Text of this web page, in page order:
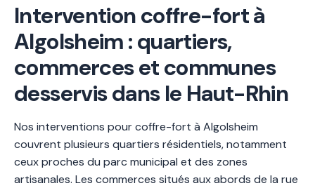
Intervention coffre-fort à
Algolsheim : quartiers,
commerces et communes
desservis dans le Haut-Rhin
Nos interventions pour coffre-fort à Algolsheim
couvrent plusieurs quartiers résidentiels, notamment
ceux proches du parc municipal et des zones
artisanales. Les commerces situés aux abords de la rue